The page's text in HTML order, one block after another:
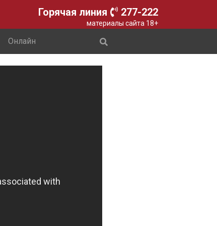
Горячая линия 277-222
материалы сайта 18+
Онлайн